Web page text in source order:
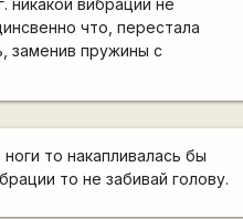
никакой вибрации не
что, перестала
заменив пружины с
то накапливалась бы
то не забивай голову.